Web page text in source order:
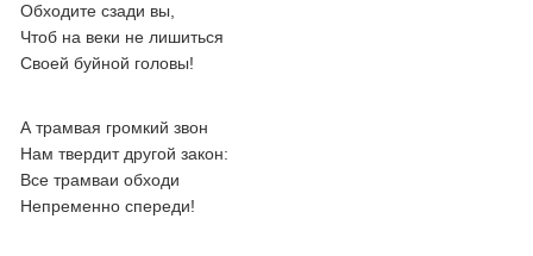
Обходите сзади вы,
Чтоб на веки не лишиться
Своей буйной головы!
А трамвая громкий звон
Нам твердит другой закон:
Все трамваи обходи
Непременно спереди!